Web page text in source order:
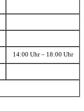
14:00 Uhr – 18:00 Uhr